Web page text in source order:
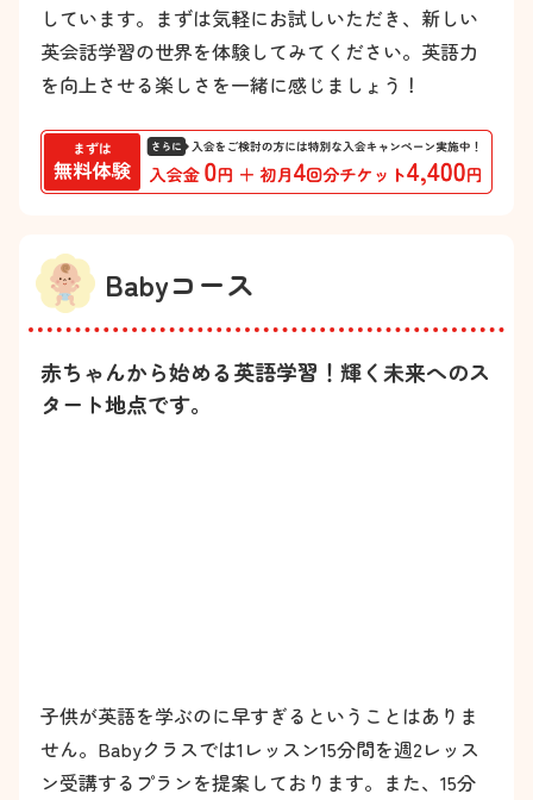
しています。まずは気軽にお試しいただき、新しい
英会話学習の世界を体験してみてください。英語力
を向上させる楽しさを一緒に感じましょう！
Babyコース
赤ちゃんから始める英語学習！輝く未来へのス
タート地点です。
子供が英語を学ぶのに早すぎるということはありま
せん。Babyクラスでは1レッスン15分間を週2レッス
ン受講するプランを提案しております。また、15分